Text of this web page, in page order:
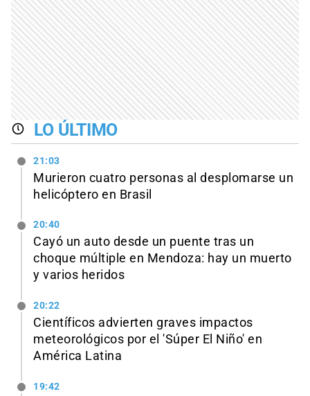
LO ÚLTIMO
21:03
Murieron cuatro personas al desplomarse un
helicóptero en Brasil
20:40
Cayó un auto desde un puente tras un
choque múltiple en Mendoza: hay un muerto
y varios heridos
20:22
Científicos advierten graves impactos
meteorológicos por el 'Súper El Niño' en
América Latina
19:42